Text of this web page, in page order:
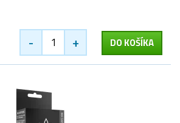
- + DO KOŠÍKA